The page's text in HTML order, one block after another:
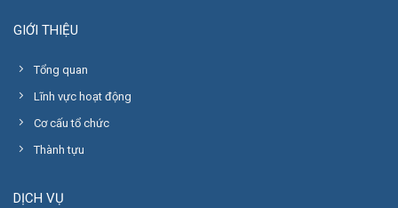
GIỚI THIỆU
Tổng quan
Lĩnh vực hoạt động
Cơ cấu tổ chức
Thành tựu
DỊCH VỤ